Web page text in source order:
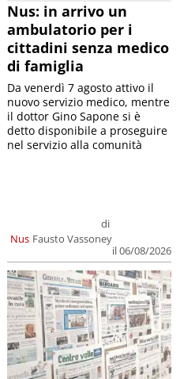
Nus: in arrivo un
ambulatorio per i
cittadini senza medico
di famiglia
Nus
di
Fausto Vassoney
il 06/08/2026
Da venerdì 7 agosto attivo il
nuovo servizio medico, mentre
il dottor Gino Sapone si è
detto disponibile a proseguire
nel servizio alla comunità